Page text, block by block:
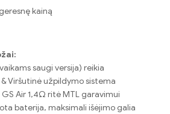
kainą
saugi versija) reikia
Viršutinė užpildymo sistema
Air 1,4Ω ritė MTL garavimui
baterija, maksimali išėjimo galia